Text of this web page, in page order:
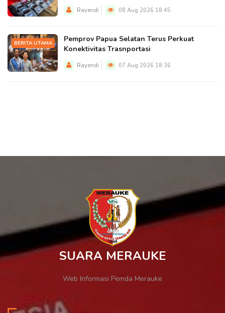
Rayendi 08 Aug 2026 18:45
BERITA UTAMA
Pemprov Papua Selatan Terus Perkuat
Konektivitas Trasnportasi
Rayendi 07 Aug 2026 18:36
SUARA MERAUKE
Web Informasi Pemda Merauke